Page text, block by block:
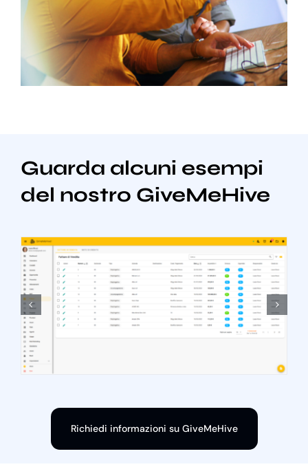
Guarda alcuni esempi
del nostro GiveMeHive
Richiedi informazioni su GiveMeHive